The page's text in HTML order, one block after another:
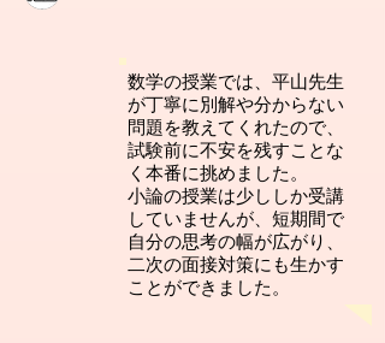
数学の授業では、平山先生
が丁寧に別解や分からない
問題を教えてくれたので、
試験前に不安を残すことな
く本番に挑めました。
小論の授業は少ししか受講
していませんが、短期間で
自分の思考の幅が広がり、
二次の面接対策にも生かす
ことができました。